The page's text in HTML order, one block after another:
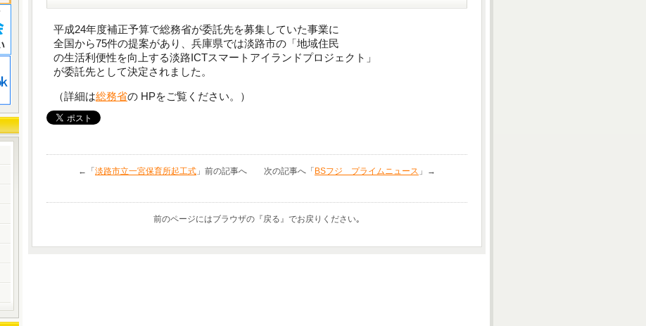
平成24年度補正予算で総務省が委託先を募集していた事業に
全国から75件の提案があり、兵庫県では淡路市の「地域住民
の生活利便性を向上する淡路ICTスマートアイランドプロジェクト」
が委託先として決定されました。
（詳細は総務省の HPをご覧ください。）
←「 淡路市立一宮保育所起工式 」前の記事へ 次の記事へ「 BSフジ プライムニュース 」→
前のページにはブラウザの『戻る』でお戻りください｡